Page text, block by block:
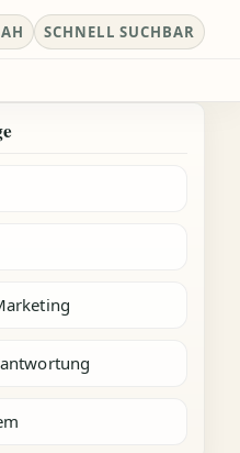
SCHNELL SUCHBAR